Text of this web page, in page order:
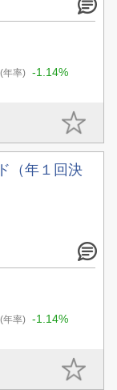
年率) -1.14%
（年１回決
年率) -1.14%